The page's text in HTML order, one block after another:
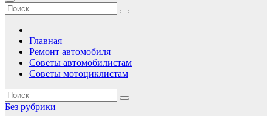
Главная
Ремонт автомобиля
Советы автомобилистам
Советы мотоциклистам
Без рубрики